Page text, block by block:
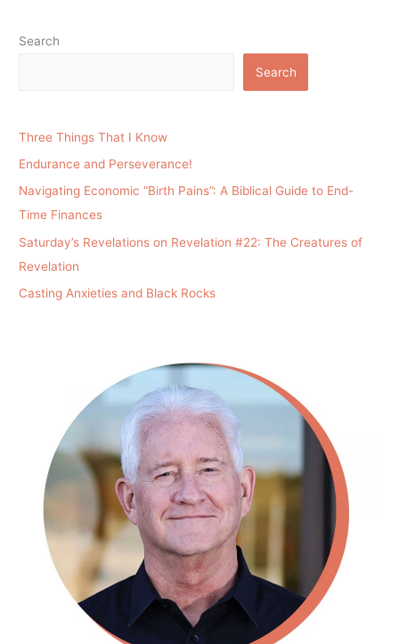
Search
Search
Three Things That I Know
Endurance and Perseverance!
Navigating Economic “Birth Pains”: A Biblical Guide to End-
Time Finances
Saturday’s Revelations on Revelation #22: The Creatures of
Revelation
Casting Anxieties and Black Rocks